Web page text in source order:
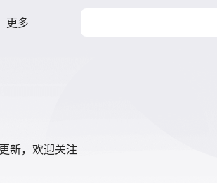
更多
新，欢迎关注